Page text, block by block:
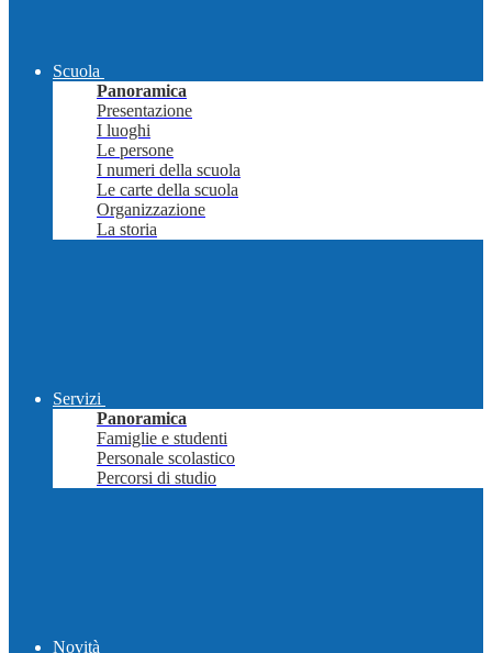
Scuola
Panoramica
Presentazione
I luoghi
Le persone
I numeri della scuola
Le carte della scuola
Organizzazione
La storia
Servizi
Panoramica
Famiglie e studenti
Personale scolastico
Percorsi di studio
Novità